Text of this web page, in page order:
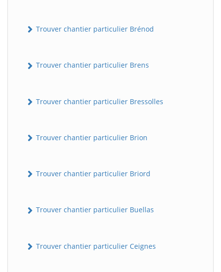
Trouver chantier particulier Brénod
Trouver chantier particulier Brens
Trouver chantier particulier Bressolles
Trouver chantier particulier Brion
Trouver chantier particulier Briord
Trouver chantier particulier Buellas
Trouver chantier particulier Ceignes